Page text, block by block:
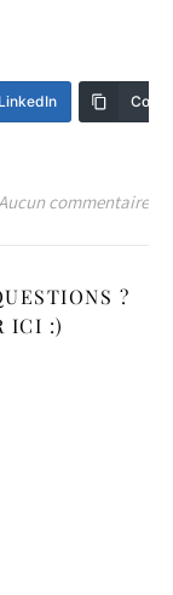
LinkedIn Copy
commentaire
?
ICI :)